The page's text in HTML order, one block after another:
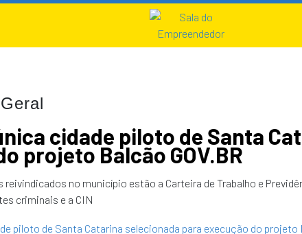
Geral
cidade piloto de Santa
projeto Balcão GOV.BR
no município estão a Carteira de Trabalho e
criminais e a CIN